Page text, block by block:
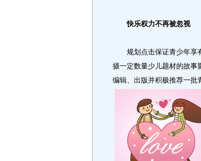
快乐权力不再被忽视
规划点击保证青少年享有
摄一定数量少儿题材的故事
编辑、出版并积极推荐一批